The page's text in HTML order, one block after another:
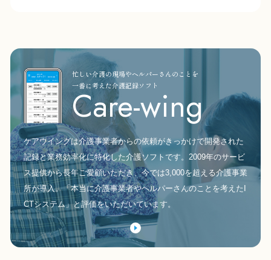
Care-wing
忙しい介護の現場やヘルパーさんのことを
一番に考えた介護記録ソフト
ケアウイングは介護事業者からの依頼がきっかけで開発された
記録と業務効率化に特化した介護ソフトです。2009年のサービ
ス提供から長年ご愛顧いただき、今では3,000を超える介護事業
所が導入。「本当に介護事業者やヘルパーさんのことを考えたI
CTシステム」と評価をいただいています。